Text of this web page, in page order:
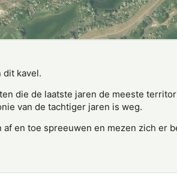
dit kavel.
die de laatste jaren de meeste
van de tachtiger jaren is weg.
en toe spreeuwen en mezen zich er